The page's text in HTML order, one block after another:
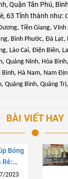
Quận Tân Phú,
63 Tỉnh thành như:
Tiền Giang, Vĩnh
Bình Phước, Đà Lạt,
Lào Cai, Điện Biên,
Quảng Ninh, Hòa
Bình, Hà Nam, Nam
Quảng Bình, Quảng
BÀI VIẾT HAY
Bóng
Rẻ:
Và
2023